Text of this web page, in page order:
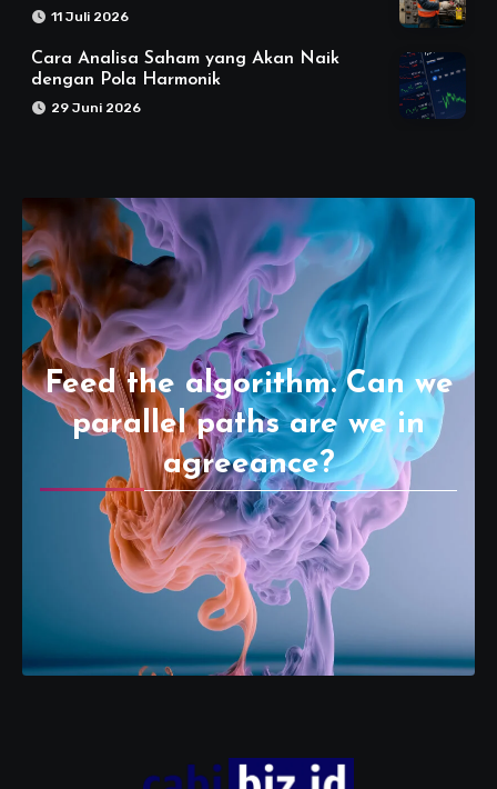
11 Juli 2026
Cara Analisa Saham yang Akan Naik
dengan Pola Harmonik
29 Juni 2026
Feed the algorithm. Can we
parallel paths are we in
agreeance?